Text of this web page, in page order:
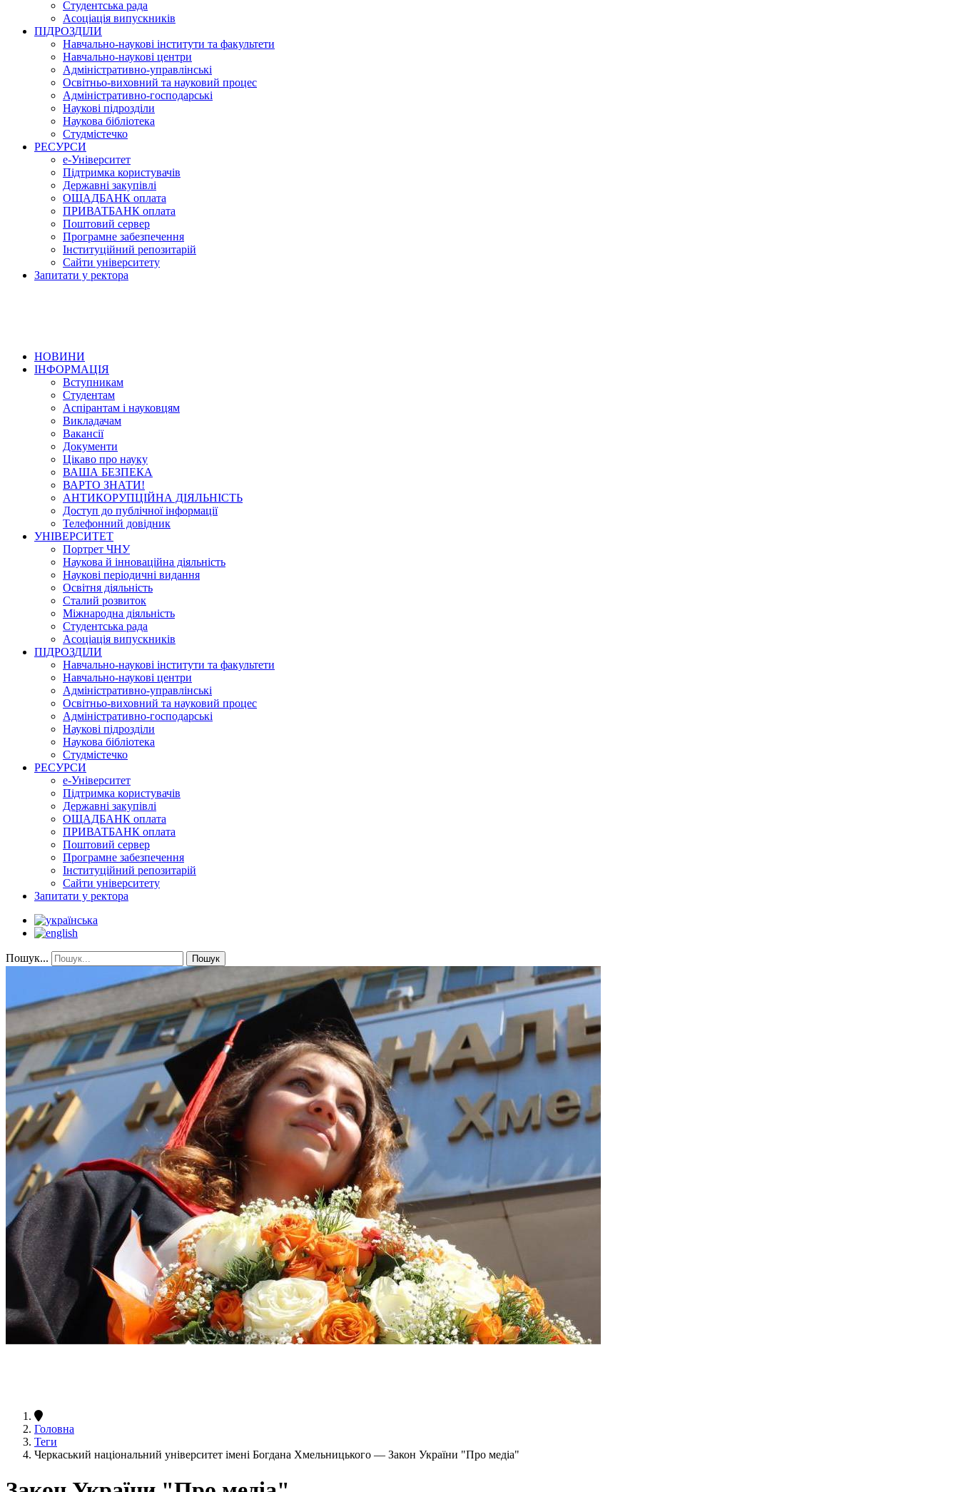
Студентська рада
Асоціація випускників
ПІДРОЗДІЛИ
Навчально-наукові інститути та факультети
Навчально-наукові центри
Адміністративно-управлінські
Освітньо-виховний та науковий процес
Адміністративно-господарські
Наукові підрозділи
Наукова бібліотека
Студмістечко
РЕСУРСИ
е-Університет
Підтримка користувачів
Державні закупівлі
ОЩАДБАНК оплата
ПРИВАТБАНК оплата
Поштовий сервер
Програмне забезпечення
Інституційний репозитарій
Сайти університету
Запитати у ректора
НОВИНИ
ІНФОРМАЦІЯ
Вступникам
Студентам
Аспірантам і науковцям
Викладачам
Вакансії
Документи
Цікаво про науку
ВАША БЕЗПЕКА
ВАРТО ЗНАТИ!
АНТИКОРУПЦІЙНА ДІЯЛЬНІСТЬ
Доступ до публічної інформації
Телефонний довідник
УНІВЕРСИТЕТ
Портрет ЧНУ
Наукова й інноваційна діяльність
Наукові періодичні видання
Освітня діяльність
Сталий розвиток
Міжнародна діяльність
Студентська рада
Асоціація випускників
ПІДРОЗДІЛИ
Навчально-наукові інститути та факультети
Навчально-наукові центри
Адміністративно-управлінські
Освітньо-виховний та науковий процес
Адміністративно-господарські
Наукові підрозділи
Наукова бібліотека
Студмістечко
РЕСУРСИ
е-Університет
Підтримка користувачів
Державні закупівлі
ОЩАДБАНК оплата
ПРИВАТБАНК оплата
Поштовий сервер
Програмне забезпечення
Інституційний репозитарій
Сайти університету
Запитати у ректора
Пошук... Пошук
Головна
Теги
Черкаський національний університет імені Богдана Хмельницького — Закон України "Про медіа"